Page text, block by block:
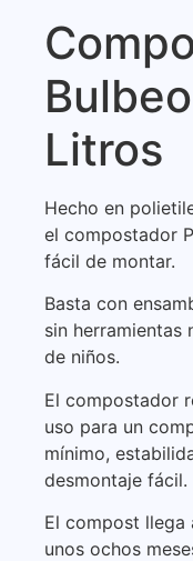
Litros
Hecho en
el compostador
fácil de montar.
Basta con
sin herramientas
de niños.
El compostador
uso para un
mínimo,
desmontaje fácil.
El compost llega
unos ochos